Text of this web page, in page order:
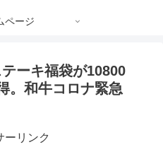
ページ
ーキ福袋が10800
。和牛コロナ緊急
ーリンク